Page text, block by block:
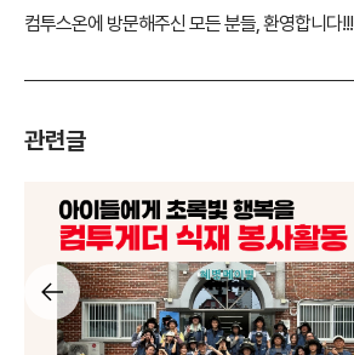
컴투스온에 방문해주신 모든 분들, 환영합니다!!!
관련글